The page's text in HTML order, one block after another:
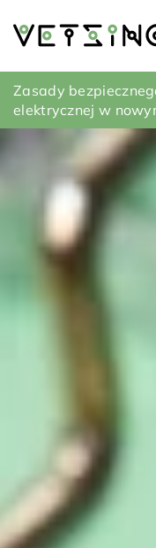
Kominek
zabudowy?
Zasady
elektrycznej w
Poradnik wyboru
ceramicznych do